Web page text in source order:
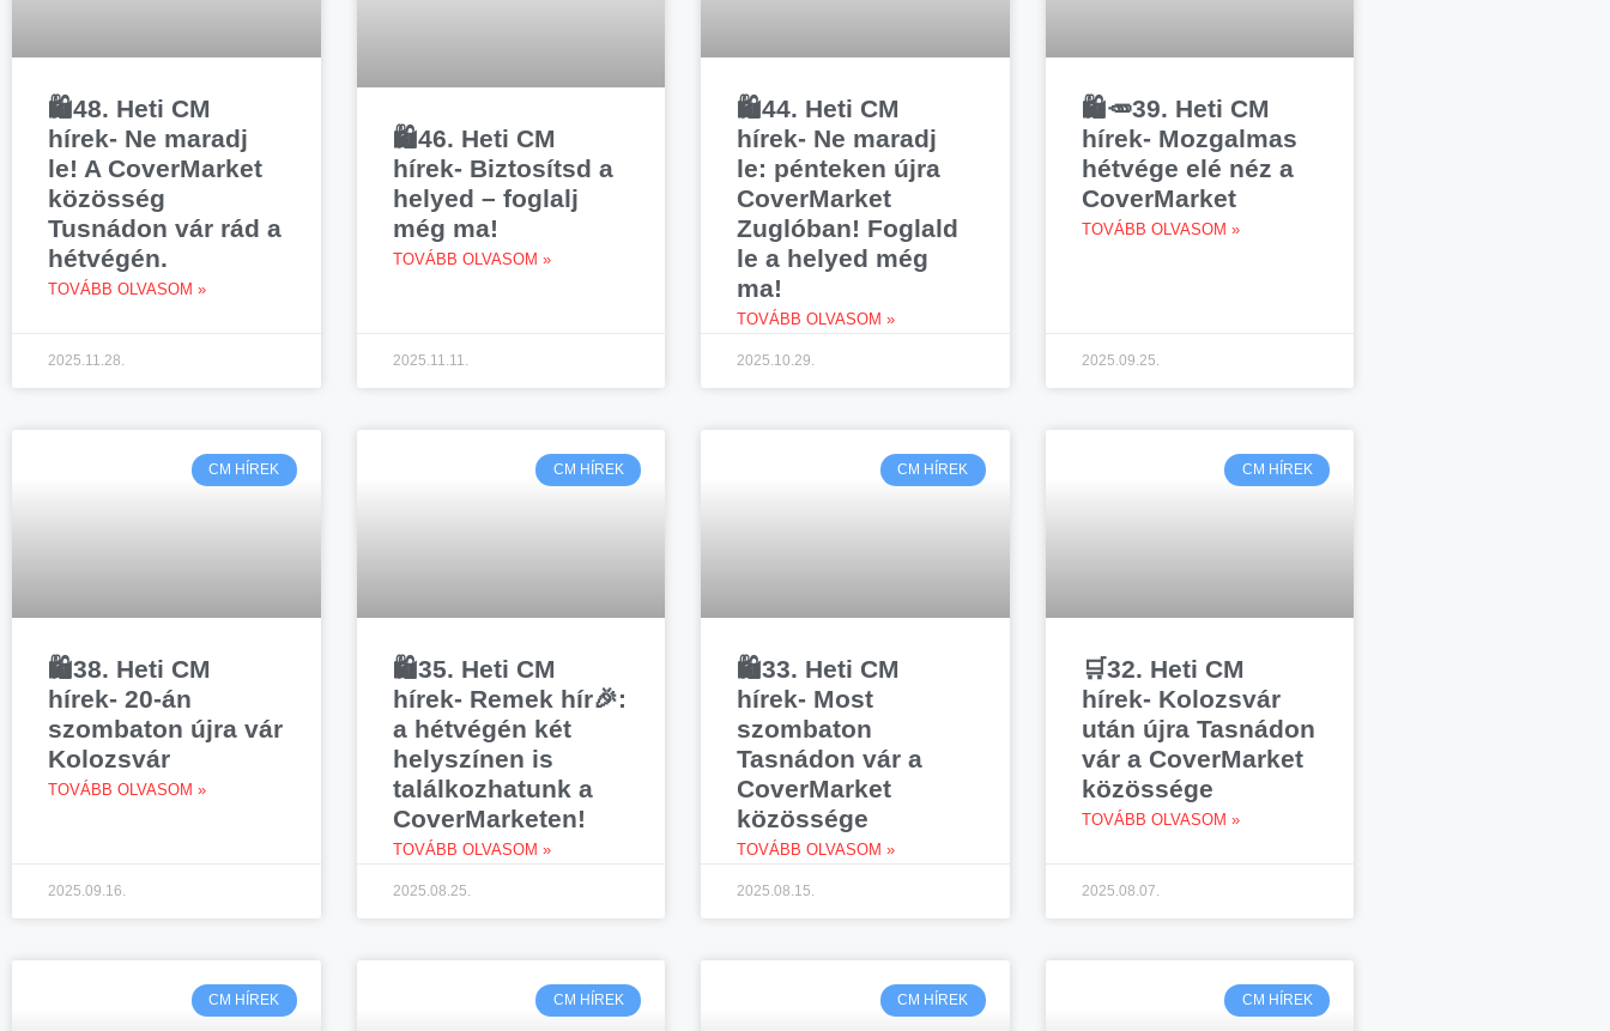
🛍️48. Heti CM
hírek- Ne maradj
le! A CoverMarket
közösség
Tusnádon vár rád a
hétvégén.
TOVÁBB OLVASOM »
2025.11.28.
🛍️46. Heti CM
hírek- Biztosítsd a
helyed – foglalj
még ma!
TOVÁBB OLVASOM »
2025.11.11.
🛍️44. Heti CM
hírek- Ne maradj
le: pénteken újra
CoverMarket
Zuglóban! Foglald
le a helyed még
ma!
TOVÁBB OLVASOM »
2025.10.29.
🛍️🥕39. Heti CM
hírek- Mozgalmas
hétvége elé néz a
CoverMarket
TOVÁBB OLVASOM »
2025.09.25.
CM HÍREK
🛍️38. Heti CM
hírek- 20-án
szombaton újra vár
Kolozsvár
TOVÁBB OLVASOM »
2025.09.16.
CM HÍREK
🛍️35. Heti CM
hírek- Remek hír🎉:
a hétvégén két
helyszínen is
találkozhatunk a
CoverMarketen!
TOVÁBB OLVASOM »
2025.08.25.
CM HÍREK
🛍️33. Heti CM
hírek- Most
szombaton
Tasnádon vár a
CoverMarket
közössége
TOVÁBB OLVASOM »
2025.08.15.
CM HÍREK
🛒32. Heti CM
hírek- Kolozsvár
után újra Tasnádon
vár a CoverMarket
közössége
TOVÁBB OLVASOM »
2025.08.07.
CM HÍREK CM HÍREK CM HÍREK CM HÍREK